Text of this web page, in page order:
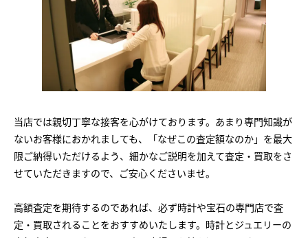
当店では親切丁寧な接客を心がけております。あまり専門知識が
ないお客様におかれましても、「なぜこの査定額なのか」を最大
限ご納得いただけるよう、細かなご説明を加えて査定・買取をさ
せていただきますので、ご安心くださいませ。
高額査定を期待するのであれば、必ず時計や宝石の専門店で査
定・買取されることをおすすめいたします。時計とジュエリーの